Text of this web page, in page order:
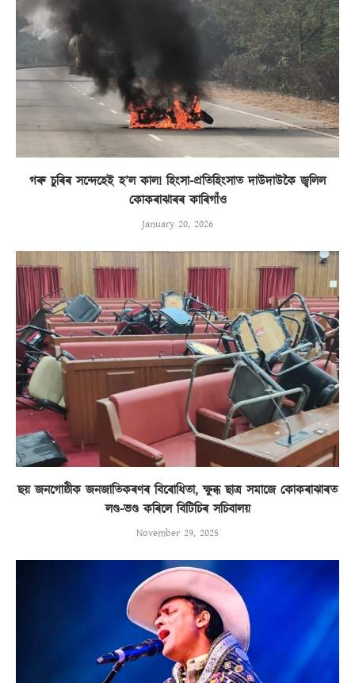
গৰু চুৰিৰ সন্দেহেই হ’ল কাল! হিংসা-প্ৰতিহিংসাত দাউদাউকৈ জ্বলিল
কোকৰাঝাৰৰ কাৰিগাঁও
January 20, 2026
ছয় জনগোষ্ঠীক জনজাতিকৰণৰ বিৰোধিতা, ক্ষুব্ধ ছাত্ৰ সমাজে কোকৰাঝাৰত
লণ্ড-ভণ্ড কৰিলে বিটিচিৰ সচিবালয়
November 29, 2025